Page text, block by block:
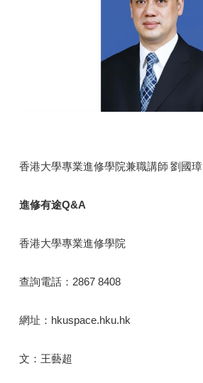
香港大學專業進修學院兼職講師 劉國璋
進修有途Q&A
香港大學專業進修學院
查詢電話：2867 8408
網址：hkuspace.hku.hk
​文：王藝超